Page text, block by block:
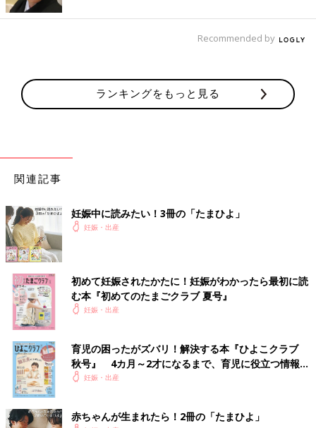
Recommended by
ランキングをもっと見る
関連記事
妊娠中に読みたい！3冊の「たまひよ」
妊娠・出産
初めて妊娠されたかたに！妊娠がわかったら最初に読
む本『初めてのたまごクラブ 夏号』
妊娠・出産
育児の困ったがズバリ！解決する本『ひよこクラブ
秋号』 4カ月～2才になるまで、育児に役立つ情報が
いっぱい！
妊娠・出産
赤ちゃんが生まれたら！2冊の「たまひよ」